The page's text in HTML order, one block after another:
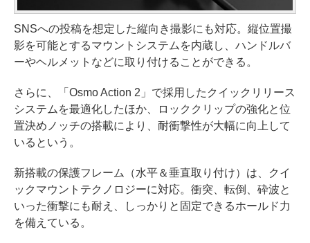
SNSへの投稿を想定した縦向き撮影にも対応。縦位置撮
影を可能とするマウントシステムを内蔵し、ハンドルバ
ーやヘルメットなどに取り付けることができる。
さらに、「Osmo Action 2」で採用したクイックリリース
システムを最適化したほか、ロッククリップの強化と位
置決めノッチの搭載により、耐衝撃性が大幅に向上して
いるという。
新搭載の保護フレーム（水平＆垂直取り付け）は、クイ
ックマウントテクノロジーに対応。衝突、転倒、砕波と
いった衝撃にも耐え、しっかりと固定できるホールド力
を備えている。